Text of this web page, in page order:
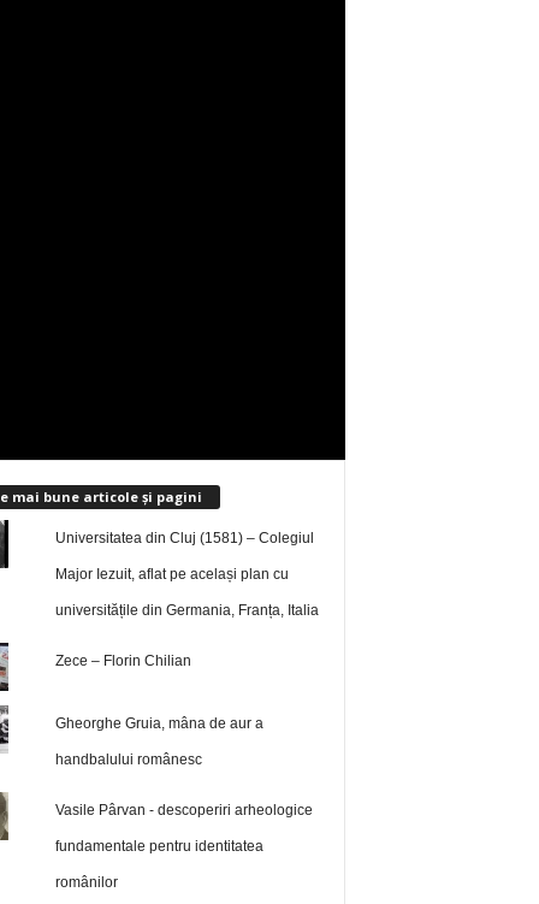
mai bune articole și pagini
Universitatea din Cluj (1581) – Colegiul
Major Iezuit, aflat pe același plan cu
universitățile din Germania, Franța, Italia
Zece – Florin Chilian
Gheorghe Gruia, mâna de aur a
handbalului românesc
Vasile Pârvan - descoperiri arheologice
fundamentale pentru identitatea
românilor